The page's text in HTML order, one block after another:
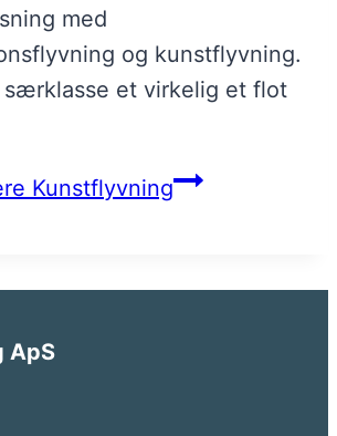
med
og kunstflyvning.
særklasse et virkelig et flot
Kunstflyvning
ApS